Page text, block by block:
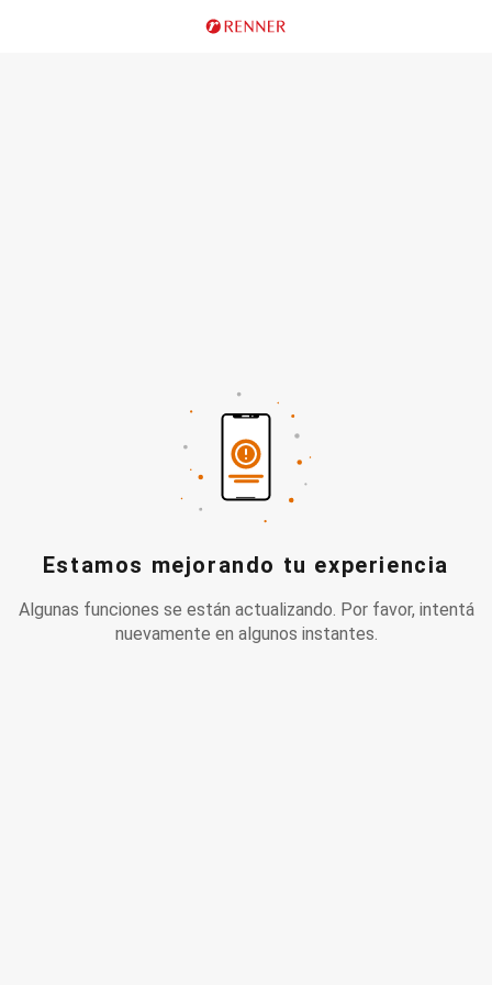
Estamos mejorando tu experiencia
Algunas funciones se están actualizando. Por favor, intentá
nuevamente en algunos instantes.